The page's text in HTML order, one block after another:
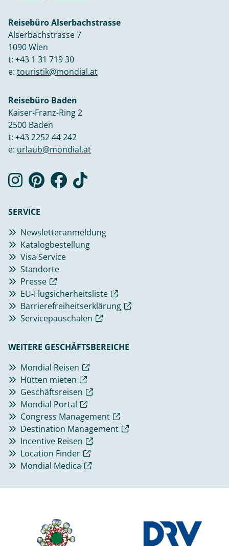
Reisebüro Alserbachstrasse
Alserbachstrasse 7
1090 Wien
t: +43 1 31 719 30
e: touristik@mondial.at
Reisebüro Baden
Kaiser-Franz-Ring 2
2500 Baden
t: +43 2252 44 242
e: urlaub@mondial.at
SERVICE
Newsletteranmeldung
Katalogbestellung
Visa Service
Standorte
Presse
EU-Flugsicherheitsliste
Barrierefreiheitserklärung
Servicepauschalen
WEITERE GESCHÄFTSBEREICHE
Mondial Reisen
Hütten mieten
Geschäftsreisen
Mondial Portal
Congress Management
Destination Management
Incentive Reisen
Location Finder
Mondial Medica